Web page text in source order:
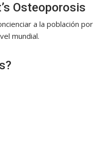
Osteoporosis
a la población por
mundial.